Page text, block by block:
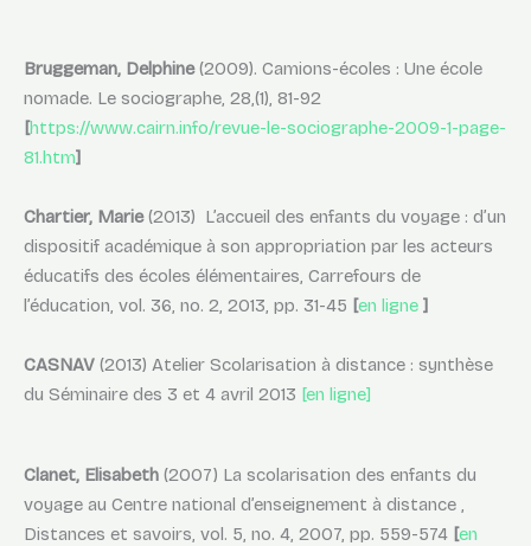
Bruggeman, Delphine(2009). Camions-écoles : Une école
nomade. Le sociographe, 28,(1), 81-92
[https://www.cairn.info/revue-le-sociographe-2009-1-page-
81.htm]
Chartier, Marie(2013) L’accueil des enfants du voyage : d’un
dispositif académique à son appropriation par les acteurs
éducatifs des écoles élémentaires, Carrefours de
l’éducation, vol. 36, no. 2, 2013, pp. 31-45 [en ligne ]
CASNAV (2013) Atelier Scolarisation à distance : synthèse
du Séminaire des 3 et 4 avril 2013 [en ligne]
Clanet, Elisabeth (2007) La scolarisation des enfants du
voyage au Centre national d’enseignement à distance ,
Distances et savoirs, vol. 5, no. 4, 2007, pp. 559-574 [en